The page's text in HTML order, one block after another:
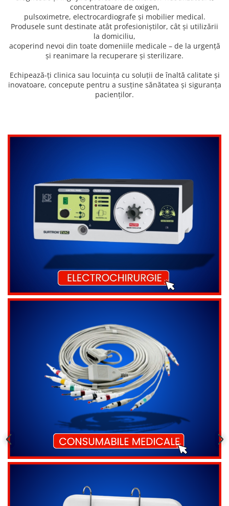
Rampa gaze medicale pat pacient
Rampa iluminat alarmare
Robineti
Accesorii vase
Tevi cupru si accesorii
Console tavan sali operatie
Lavoare apa sterila
Prefiltre lavoare
Cabluri pentru pensele bipolare
Cabluri conectare electrozi neutri
Electrozi neutri
Electrocautere
Radiocautere
Criocautere
Consumabile medicale si Accesorii
cutii medicamente
Accesorii pentru perfuzie
Filtre antibacteriene si antivirale
Ochelari de protectie
Electrozi ECG / EKG
Sonde TOCO
Vase
concentratoare de oxigen,
pulsoximetre, electrocardiografe și mobilier medical.
Produsele sunt destinate atât profesioniștilor, cât și utilizării
la domiciliu,
acoperind nevoi din toate domeniile medicale – de la urgență
și reanimare la recuperare și sterilizare.
Echipează-ți clinica sau locuința cu soluții de înaltă calitate și
inovatoare, concepute pentru a susține sănătatea și siguranța
pacienților.